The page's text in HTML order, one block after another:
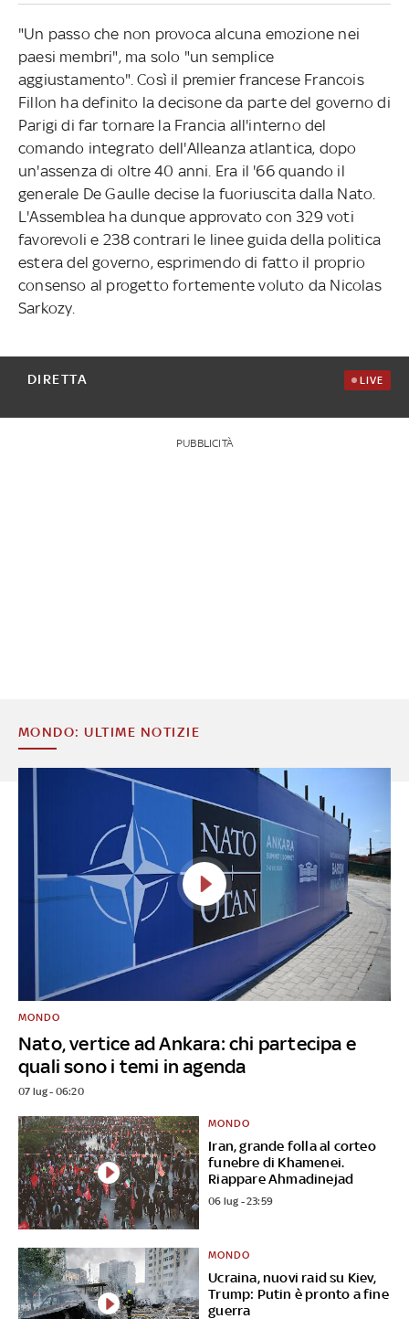
"Un passo che non provoca alcuna emozione nei
paesi membri", ma solo "un semplice
aggiustamento". Così il premier francese Francois
Fillon ha definito la decisone da parte del governo di
Parigi di far tornare la Francia all'interno del
comando integrato dell'Alleanza atlantica, dopo
un'assenza di oltre 40 anni. Era il '66 quando il
generale De Gaulle decise la fuoriuscita dalla Nato.
L'Assemblea ha dunque approvato con 329 voti
favorevoli e 238 contrari le linee guida della politica
estera del governo, esprimendo di fatto il proprio
consenso al progetto fortemente voluto da Nicolas
Sarkozy.
DIRETTA LIVE
PUBBLICITÀ
MONDO: ULTIME NOTIZIE
Nato, vertice ad Ankara: chi partecipa e
quali sono i temi in agenda
MONDO
07 lug - 06:20
Iran, grande folla al corteo
funebre di Khamenei.
Riappare Ahmadinejad
MONDO
06 lug - 23:59
Ucraina, nuovi raid su Kiev,
Trump: Putin è pronto a fine
guerra
MONDO